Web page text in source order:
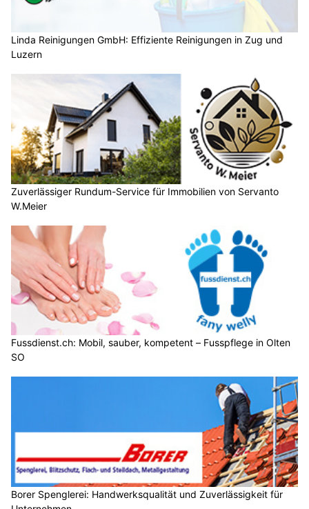
Linda Reinigungen GmbH: Effiziente Reinigungen in Zug und
Luzern
Zuverlässiger Rundum-Service für Immobilien von Servanto
W.Meier
Fussdienst.ch: Mobil, sauber, kompetent – Fusspflege in Olten
SO
Borer Spenglerei: Handwerksqualität und Zuverlässigkeit für